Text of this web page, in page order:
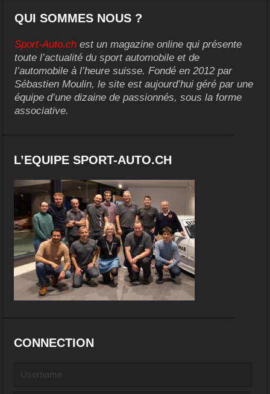
QUI SOMMES NOUS ?
Sport-Auto.ch est un magazine online qui présente
toute l’actualité du sport automobile et de
l’automobile à l’heure suisse. Fondé en 2012 par
Sébastien Moulin, le site est aujourd’hui géré par une
équipe d’une dizaine de passionnés, sous la forme
associative.
L’EQUIPE SPORT-AUTO.CH
CONNECTION